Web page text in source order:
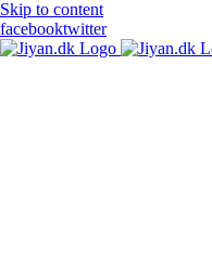
Skip to content
facebooktwitter